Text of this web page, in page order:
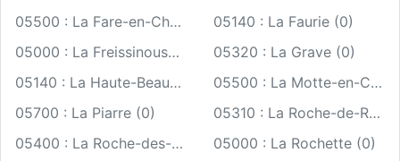
05500 : La Fare-en-Champsaur (0)
05140 : La Faurie (0)
05000 : La Freissinouse (0)
05320 : La Grave (0)
05140 : La Haute-Beaume (0)
05500 : La Motte-en-Champsaur (0)
05700 : La Piarre (0)
05310 : La Roche-de-Rame (0)
05400 : La Roche-des-Arnauds (0)
05000 : La Rochette (0)